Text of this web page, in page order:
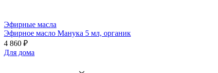
Эфирные масла
Эфирное масло Манука 5 мл, органик
4 860 ₽
Для дома